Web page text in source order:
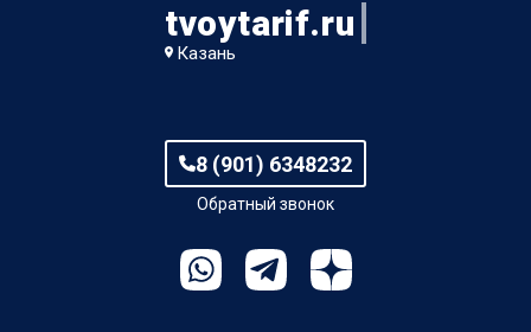
tvoytarif.ru
Казань
8 (901) 6348232
Обратный звонок